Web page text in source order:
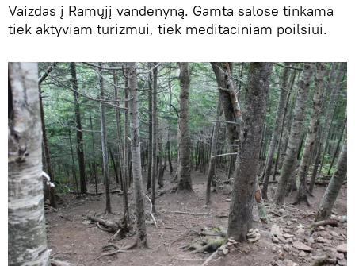
Vaizdas į Ramųjį vandenyną. Gamta salose tinkama
tiek aktyviam turizmui, tiek meditaciniam poilsiui.